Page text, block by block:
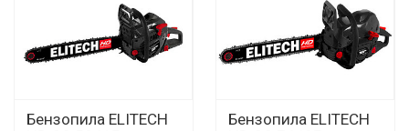
Бензопила ELITECH
Бензопила ELITECH